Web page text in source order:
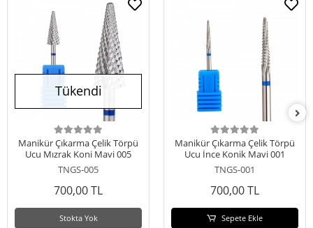
Tükendi
Manikür Çıkarma Çelik Törpü
Ucu Mızrak Koni Mavi 005
TNGS-005
700,00 TL
Stokta Yok
Manikür Çıkarma Çelik Törpü
Ucu İnce Konik Mavi 001
TNGS-001
700,00 TL
Sepete Ekle